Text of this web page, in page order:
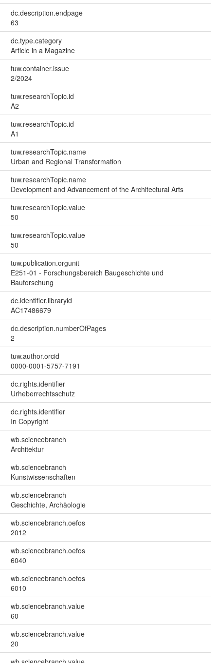
dc.description.endpage
63
dc.type.category
Article in a Magazine
tuw.container.issue
2/2024
tuw.researchTopic.id
A2
tuw.researchTopic.id
A1
tuw.researchTopic.name
Urban and Regional Transformation
tuw.researchTopic.name
Development and Advancement of the Architectural Arts
tuw.researchTopic.value
50
tuw.researchTopic.value
50
tuw.publication.orgunit
E251-01 - Forschungsbereich Baugeschichte und
Bauforschung
dc.identifier.libraryid
AC17486679
dc.description.numberOfPages
2
tuw.author.orcid
0000-0001-5757-7191
dc.rights.identifier
Urheberrechtsschutz
dc.rights.identifier
In Copyright
wb.sciencebranch
Architektur
wb.sciencebranch
Kunstwissenschaften
wb.sciencebranch
Geschichte, Archäologie
wb.sciencebranch.oefos
2012
wb.sciencebranch.oefos
6040
wb.sciencebranch.oefos
6010
wb.sciencebranch.value
60
wb.sciencebranch.value
20